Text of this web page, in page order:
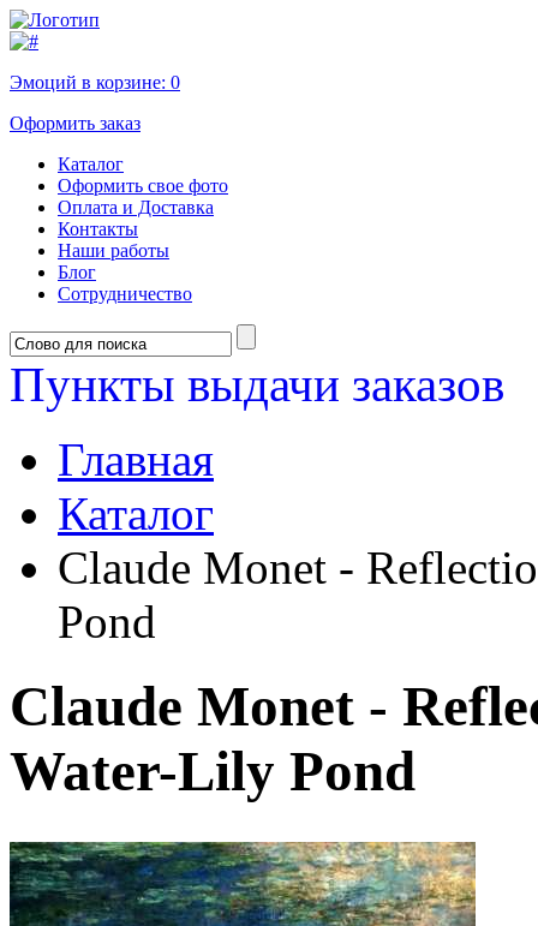
Эмоций в корзине: 0
Оформить заказ
Каталог
Оформить свое фото
Оплата и Доставка
Контакты
Наши работы
Блог
Сотрудничество
Пункты выдачи заказов
Главная
Каталог
Claude Monet -
Pond
Claude Monet -
Water-Lily Pond